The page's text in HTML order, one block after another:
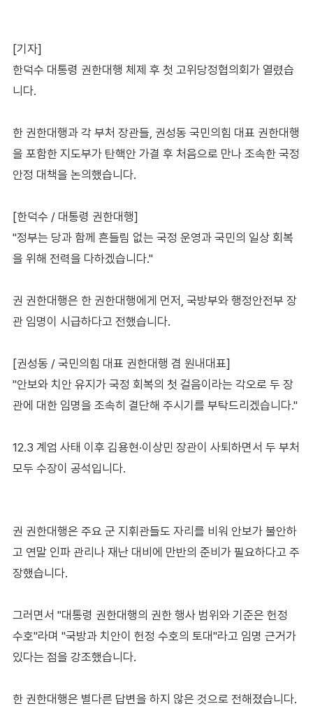
[기자]
한덕수 대통령 권한대행 체제 후 첫 고위당정협의회가 열렸습
니다.
한 권한대행과 각 부처 장관들, 권성동 국민의힘 대표 권한대행
을 포함한 지도부가 탄핵안 가결 후 처음으로 만나 조속한 국정
안정 대책을 논의했습니다.
[한덕수 / 대통령 권한대행]
"정부는 당과 함께 흔들림 없는 국정 운영과 국민의 일상 회복
을 위해 전력을 다하겠습니다."
권 권한대행은 한 권한대행에게 먼저, 국방부와 행정안전부 장
관 임명이 시급하다고 전했습니다.
[권성동 / 국민의힘 대표 권한대행 겸 원내대표]
"안보와 치안 유지가 국정 회복의 첫 걸음이라는 각오로 두 장
관에 대한 임명을 조속히 결단해 주시기를 부탁드리겠습니다."
12.3 계엄 사태 이후 김용현·이상민 장관이 사퇴하면서 두 부처
모두 수장이 공석입니다.
권 권한대행은 주요 군 지휘관들도 자리를 비워 안보가 불안하
고 연말 인파 관리나 재난 대비에 만반의 준비가 필요하다고 주
장했습니다.
그러면서 "대통령 권한대행의 권한 행사 범위와 기준은 헌정
수호"라며 "국방과 치안이 헌정 수호의 토대"라고 임명 근거가
있다는 점을 강조했습니다.
한 권한대행은 별다른 답변을 하지 않은 것으로 전해졌습니다.